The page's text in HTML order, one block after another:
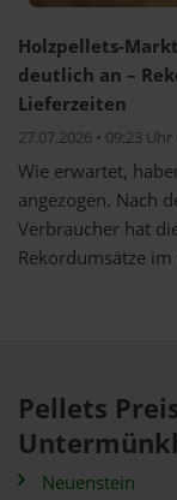
Holzpellets-
deutlich an –
Lieferzeiten
27.07.2026 • 09:23
Wie erwartet,
angezogen. Nach
Verbraucher hat
Rekordumsätze
Pellets
Neuenstein